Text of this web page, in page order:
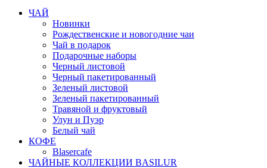
ЧАЙ
Новинки
Рождественские и новогодние чаи
Чай в подарок
Подарочные наборы
Черный листовой
Черный пакетированный
Зеленый листовой
Зеленый пакетированный
Травяной и фруктовый
Улун и Пуэр
Белый чай
КОФЕ
Blasercafe
ЧАЙНЫЕ КОЛЛЕКЦИИ BASILUR